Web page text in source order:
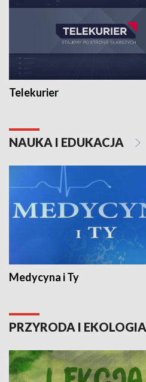
Telekurier
NAUKA I EDUKACJA
Medycyna i Ty
PRZYRODA I EKOLOGIA